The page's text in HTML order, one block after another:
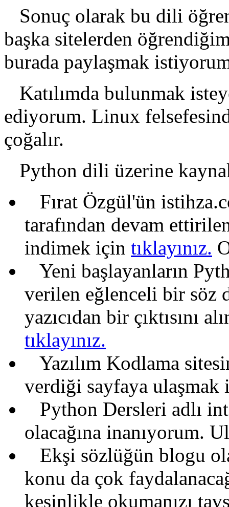
Sonuç olarak bu dili
başka sitelerden
burada paylaşmak
Katılımda bulunmak
ediyorum. Linux
çoğalır.
Python dili üzerine
Fırat Özgül'ün
tarafından devam
indimek için tıklayınız.
Yeni başlayanların
verilen eğlenceli bir söz
yazıcıdan bir çıktısını
tıklayınız.
Yazılım Kodlama
verdiği sayfaya
Python Dersleri adlı
olacağına inanıyorum.
Ekşi sözlüğün blogu
konu da çok
kesinlikle okumanızı